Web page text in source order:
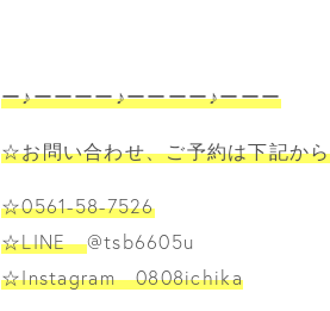
ー♪ーーーー♪ーーーー♪ーーー
☆お問い合わせ、ご予約は下記か
☆0561-58-7526
☆LINE@tsb6605u
☆Instagram 0808ichika